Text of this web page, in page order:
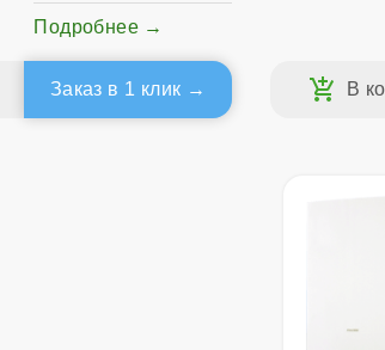
Подробнее
Заказ в 1 клик